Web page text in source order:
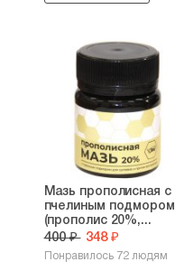
Мазь прополисная с
пчелиным подмором
(прополис 20%,...
400 ₽ 348 ₽
Понравилось 72 людям